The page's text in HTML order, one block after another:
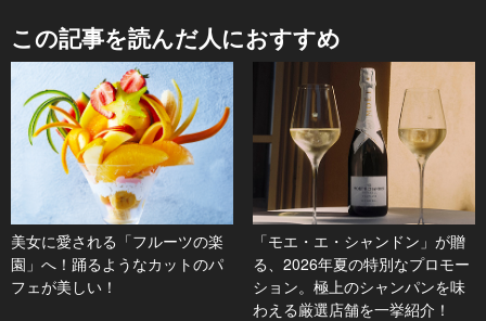
この記事を読んだ人におすすめ
美女に愛される「フルーツの楽
園」へ！踊るようなカットのパ
フェが美しい！
「モエ・エ・シャンドン」が贈
る、2026年夏の特別なプロモー
ション。極上のシャンパンを味
わえる厳選店舗を一挙紹介！